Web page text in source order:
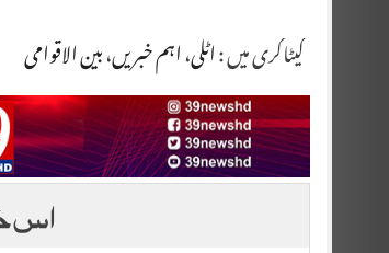
کیٹاگری میں :اٹلی،اہم خبریں،بین الاقوامی
اس